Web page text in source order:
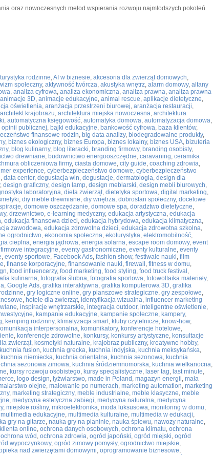
oraz nowoczesnych metod wspierania rozwoju najmłodszych pokoleń.
rodzinne,AI w biznesie, akcesoria dla zwierząt domowych,
społeczny, aktywność twórcza, akustyka wnętrz, alarm domowy, altany
, analiza cyfrowa, analiza ekonomiczna, analiza prawna, analiza prawna
animacje 3D, animacje edukacyjne, animal rescue, aplikacje dietetyczne,
oświetlenia, aranżacja przestrzeni biurowej, aranżacja restauracji,
architekt krajobrazu, architektura miejska nowoczesna, architektura
, automatyczna księgowość, automatyka domowa, automatyzacja domowa,
opinii publicznej, bajki edukacyjne, bankowość cyfrowa, baza klientów,
finansowe rodzin, big data analizy, biodegradowalne produkty,
, biznes ekologiczny, biznes Europa, biznes lokalny, biznes USA, bizuteria
, blog kulinarny, blog literacki, branding firmowy, branding osobisty,
drewniane, budownictwo energooszczędne, caravaning, ceramika
obliczeniowa firmy, ciasta domowe, city guide, coaching zdrowia,
experience, cyberbezpieczeństwo domowe, cyberbezpieczeństwo
, data center, degustacja win, degustacje, dermatologia, design dla
, design graficzny, design lamp, design meblarski, design mebli biurowych,
laboratoryjna, dieta zwierząt, dietetyka sportowa, digital marketing,
, diy meble drewniane, diy wnętrza, dobrostan społeczny, docelowe
, domowe oszczędzanie, domowe spa, doradztwo dietetyczne,
, drzewnictwo, e-learning medyczny, edukacja artystyczna, edukacja
, edukacja finansowa dzieci, edukacja hybrydowa, edukacja klimatyczna,
zawodowa, edukacja zdrowotna dzieci, edukacja zdrowotna szkolna,
ogrodnictwo, ekonomia społeczna, ekoturystyka, elektromobilność,
cieplna, energia jądrowa, energia solarna, escape room domowy, event
integracyjne, eventy gastronomiczne, eventy kulturalne, eventy
, eventy sportowe, Facebook Ads, fashion show, festiwale nauki, film
, finanse korporacyjne, finansowanie nauki, firewall , fitness w domu,
, food influencerzy, food marketing, food styling, food truck festival ,
kulinarna, fotografia ślubna, fotografia sportowa, fotowoltaika materiały,
, Google Ads, grafika interaktywna, grafika komputerowa 3D, grafika
, gry logiczne online, gry planszowe strategiczne, gry zespołowe,
, hotele dla zwierząt, identyfikacja wizualna, influencer marketing
, inspiracje wnętrzarskie, integracja outdoor, inteligentne oświetlenie,
, kampanie edukacyjne, kampanie społeczne, kampery,
, kemping rodzinny, klimatyzacja smart, kluby czytelnicze, know-how,
interpersonalna, komunikatory, konferencje hotelowe,
, konferencje zdrowotne, konkursy, konkursy artystyczne, konsultacje
zwierząt, kosmetyki naturalne, krajobraz publiczny, kreatywne hobby,
kuchnia fusion, kuchnia grecka, kuchnia indyjska, kuchnia meksykańska,
kuchnia niemiecka, kuchnia orientalna, kuchnia sezonowa, kuchnia
sezonowa zimowa, kuchnia śródziemnomorska, kuchnia wielkanocna,
, kursy rozwoju osobistego, kursy specjalistyczne, laser tag, last minute,
, logo design, łyżwiarstwo, made in Poland , magazyn energii, mała
olejne, malowanie po numerach, marketing automation, marketing
, marketing strategiczny, meble industrialne, meble klasyczne, meble
, medycyna estetyczna zabiegi, medycyna naturalna, medycyna
, miejskie rośliny, mikroelektronika, moda luksusowa, monitoring w domu,
multimedia edukacyjne, multimedia kulturalne, multimedia w edukacji,
gry na gitarze, nauka gry na pianinie, nauka śpiewu, nawozy naturalne,
online, ochrona danych osobowych, ochrona klimatu, ochrona
ochrona wód , ochrona zdrowia, ogród japoński, ogród miejski, ogród
wypoczynkowy, ogród zimowy pomysły, ogrodnictwo miejskie,
nad zwierzętami domowymi, oprogramowanie biznesowe,